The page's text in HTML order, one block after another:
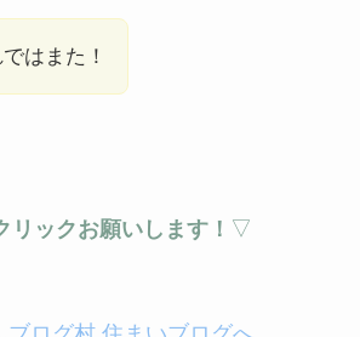
はまた！
リックお願いします！ ▽